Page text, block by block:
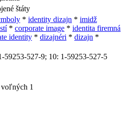
štáty
* identity dizajn * imidž
* corporate image * identita firemná
identity * dizajnéri * dizajn *
59253-527-9; 10: 1-59253-527-5
1